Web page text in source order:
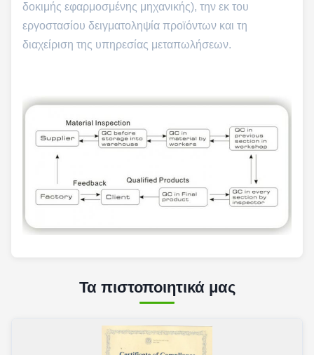
δοκιμής εφαρμοσμένης μηχανικής), την εκ του
εργοστασίου δειγματοληψία προϊόντων και τη
διαχείριση της υπηρεσίας μεταπωλήσεων.
Τα πιστοποιητικά μας